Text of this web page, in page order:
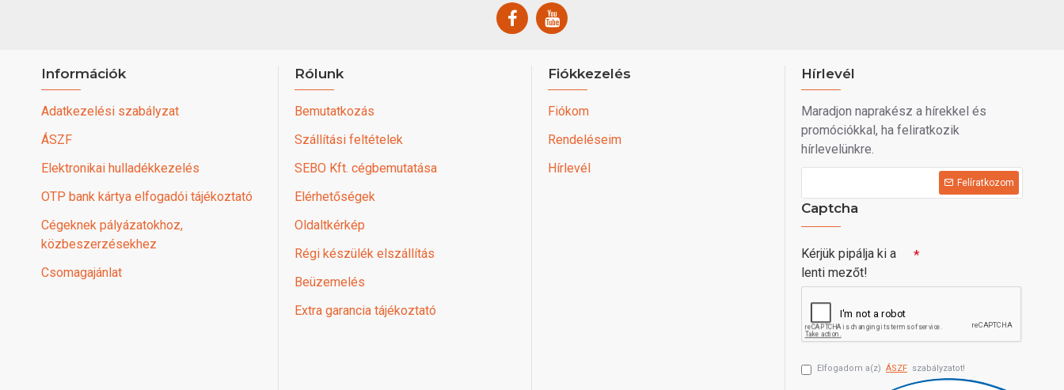
Információk
Adatkezelési szabályzat
ÁSZF
Elektronikai hulladékkezelés
OTP bank kártya elfogadói tájékoztató
Cégeknek pályázatokhoz,
közbeszerzésekhez
Csomagajánlat
Rólunk
Bemutatkozás
Szállítási feltételek
SEBO Kft. cégbemutatása
Elérhetőségek
Oldaltkérkép
Régi készülék elszállítás
Beüzemelés
Extra garancia tájékoztató
Fiókkezelés
Fiókom
Rendeléseim
Hírlevél
Hírlevél
Maradjon naprakész a hírekkel és
promóciókkal, ha feliratkozik
hírlevelünkre.
Felíratkozom
Captcha
Kérjük pipálja ki a
lenti mezőt!
Elfogadom a(z) ÁSZF szabályzatot!